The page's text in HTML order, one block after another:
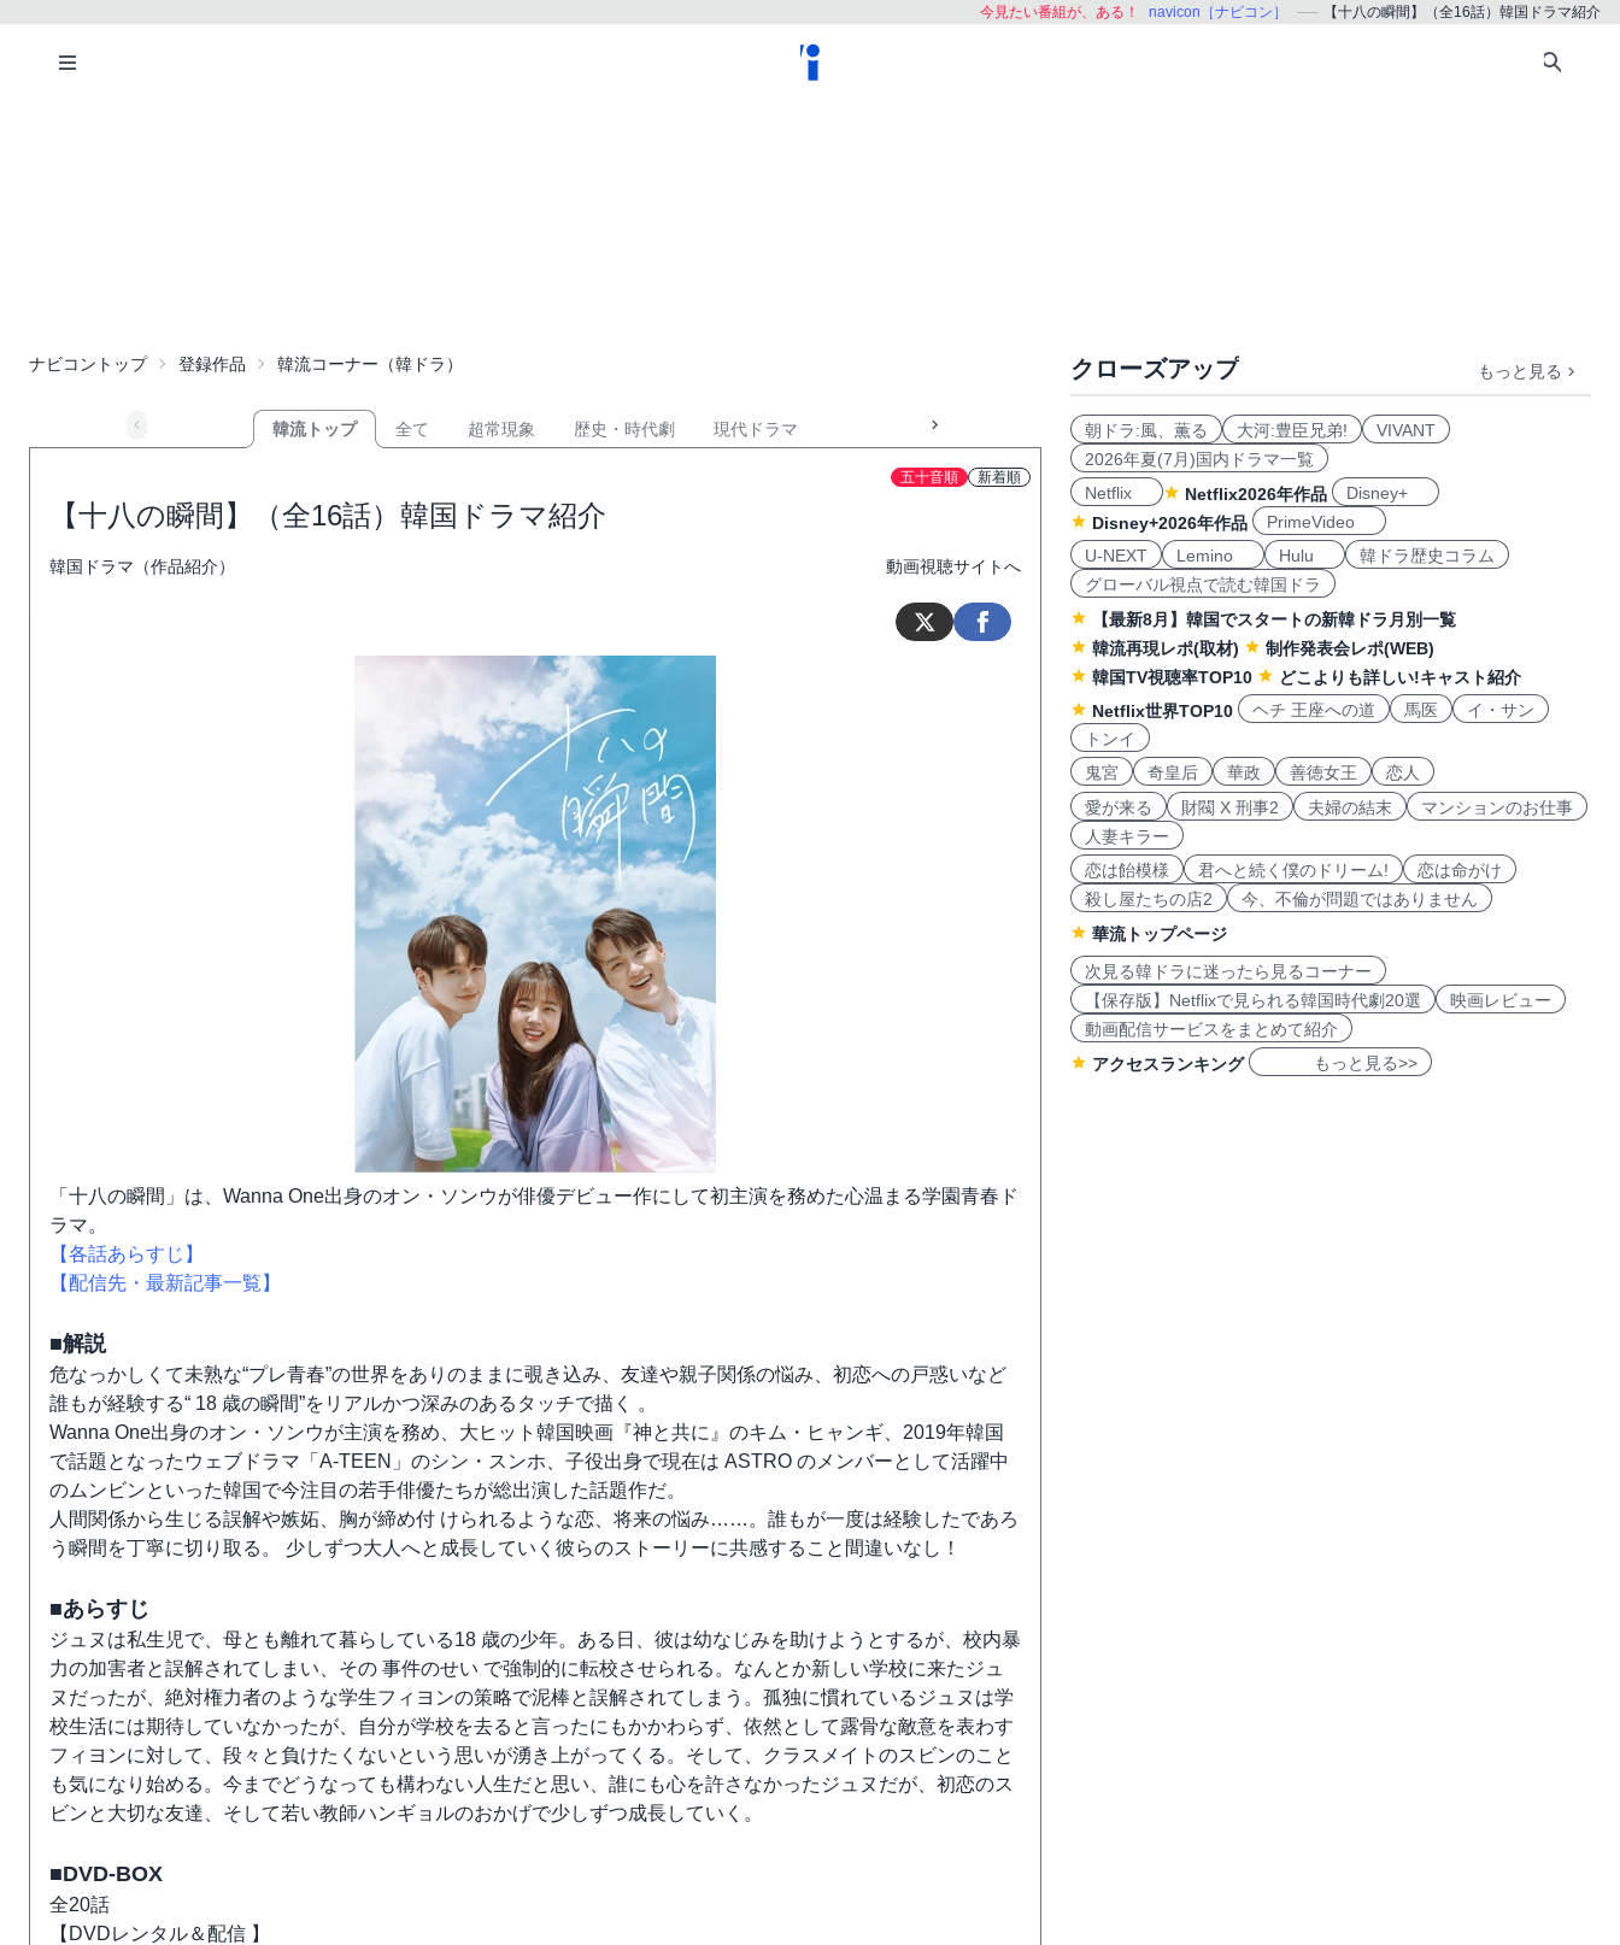
今見たい番組が、ある！ navicon［ナビコン］ 【十八の瞬間】（全16話）韓国ドラマ紹介
ナビコントップ 登録作品 韓流コーナー（韓ドラ）
韓流トップ 全て 超常現象 歴史・時代劇 現代ドラマ
五十音順 新着順
【十八の瞬間】（全16話）韓国ドラマ紹介
韓国ドラマ（作品紹介） 動画視聴サイトへ
「十八の瞬間」は、Wanna One出身のオン・ソンウが俳優デビュー作にして初主演を務めた心温まる学園青春ド
ラマ。
【各話あらすじ】
【配信先・最新記事一覧】
■解説
危なっかしくて未熟な“プレ青春”の世界をありのままに覗き込み、友達や親子関係の悩み、初恋への戸惑いなど
誰もが経験する“ 18 歳の瞬間”をリアルかつ深みのあるタッチで描く 。
Wanna One出身のオン・ソンウが主演を務め、大ヒット韓国映画『神と共に』のキム・ヒャンギ、2019年韓国
で話題となったウェブドラマ「A-TEEN」のシン・スンホ、子役出身で現在は ASTRO のメンバーとして活躍中
のムンビンといった韓国で今注目の若手俳優たちが総出演した話題作だ。
人間関係から生じる誤解や嫉妬、胸が締め付 けられるような恋、将来の悩み……。誰もが一度は経験したであろ
う瞬間を丁寧に切り取る。 少しずつ大人へと成長していく彼らのストーリーに共感すること間違いなし！
■あらすじ
ジュヌは私生児で、母とも離れて暮らしている18 歳の少年。ある日、彼は幼なじみを助けようとするが、校内暴
力の加害者と誤解されてしまい、その 事件のせい で強制的に転校させられる。なんとか新しい学校に来たジュ
ヌだったが、絶対権力者のような学生フィヨンの策略で泥棒と誤解されてしまう。孤独に慣れているジュヌは学
校生活には期待していなかったが、自分が学校を去ると言ったにもかかわらず、依然として露骨な敵意を表わす
フィヨンに対して、段々と負けたくないという思いが湧き上がってくる。そして、クラスメイトのスビンのこと
も気になり始める。今までどうなっても構わない人生だと思い、誰にも心を許さなかったジュヌだが、初恋のス
ビンと大切な友達、そして若い教師ハンギョルのおかげで少しずつ成長していく。
■DVD-BOX
全20話
【DVDレンタル＆配信 】
クローズアップ もっと見る
朝ドラ:風、薫る 大河:豊臣兄弟!
VIVANT
2026年夏(7月)国内ドラマ一覧
Netflix
Netflix2026年作品
Disney+
Disney+2026年作品
PrimeVideo
U-NEXT
Lemino Hulu
韓ドラ歴史コラム
グローバル視点で読む韓国ドラ
【最新8月】韓国でスタートの新韓ドラ月別一覧
韓流再現レポ(取材)
制作発表会レポ(WEB)
韓国TV視聴率TOP10
どこよりも詳しい!キャスト紹介
Netflix世界TOP10
ヘチ 王座への道 馬医
イ・サン
トンイ
鬼宮
奇皇后 華政 善徳女王
恋人
愛が来る
財閥 X 刑事2 夫婦の結末
マンションのお仕事
人妻キラー
恋は飴模様
君へと続く僕のドリーム!
恋は命がけ
殺し屋たちの店2
今、不倫が問題ではありません
華流トップページ
次見る韓ドラに迷ったら見るコーナー
【保存版】Netflixで見られる韓国時代劇20選
映画レビュー
動画配信サービスをまとめて紹介
アクセスランキング
もっと見る>>